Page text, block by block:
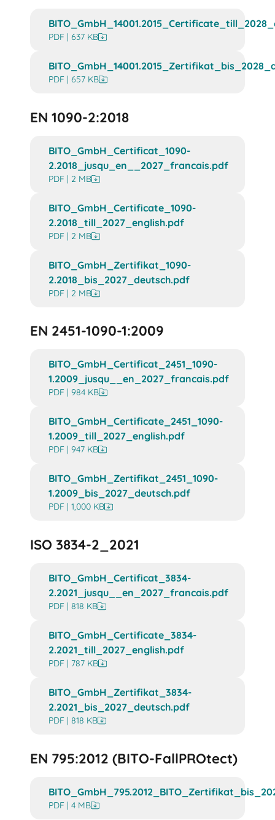
PDF | 637 KB
PDF | 657 KB
EN 1090-2:2018
BITO_GmbH_Certificat_1090-
2.2018_jusqu_en__2027_francais.pdf
PDF | 2 MB
BITO_GmbH_Certificate_1090-
2.2018_till_2027_english.pdf
PDF | 2 MB
BITO_GmbH_Zertifikat_1090-
2.2018_bis_2027_deutsch.pdf
PDF | 2 MB
EN 2451-1090-1:2009
BITO_GmbH_Certificat_2451_1090-
1.2009_jusqu__en_2027_francais.pdf
PDF | 984 KB
BITO_GmbH_Certificate_2451_1090-
1.2009_till_2027_english.pdf
PDF | 947 KB
BITO_GmbH_Zertifikat_2451_1090-
1.2009_bis_2027_deutsch.pdf
PDF | 1,000 KB
ISO 3834-2_2021
BITO_GmbH_Certificat_3834-
2.2021_jusqu__en_2027_francais.pdf
PDF | 818 KB
BITO_GmbH_Certificate_3834-
2.2021_till_2027_english.pdf
PDF | 787 KB
BITO_GmbH_Zertifikat_3834-
2.2021_bis_2027_deutsch.pdf
PDF | 818 KB
EN 795:2012 (BITO-FallPROtect)
PDF | 4 MB